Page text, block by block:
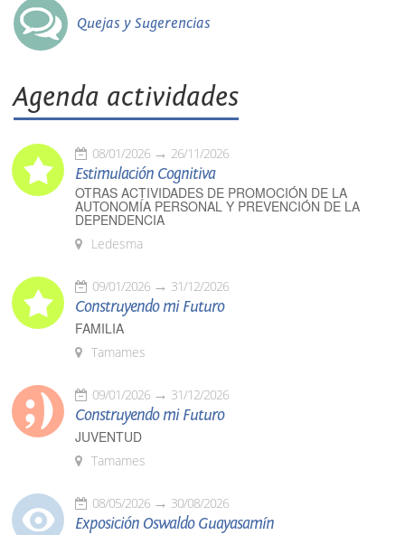
Quejas y Sugerencias
Agenda actividades
08/01/2026 26/11/2026
Estimulación Cognitiva
OTRAS ACTIVIDADES DE PROMOCIÓN DE LA
AUTONOMÍA PERSONAL Y PREVENCIÓN DE LA
DEPENDENCIA
Ledesma
09/01/2026 31/12/2026
Construyendo mi Futuro
FAMILIA
Tamames
09/01/2026 31/12/2026
Construyendo mi Futuro
JUVENTUD
Tamames
08/05/2026 30/08/2026
Exposición Oswaldo Guayasamín